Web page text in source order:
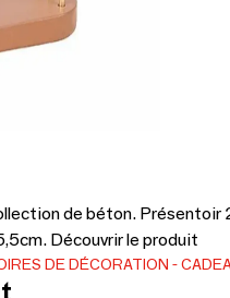
de béton. Présentoir
Découvrir le produit
DE DÉCORATION